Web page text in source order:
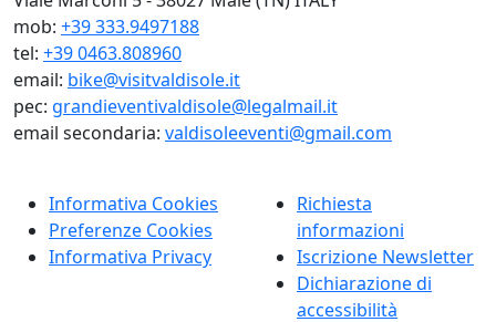
mob: +39 333.9497188
tel: +39 0463.808960
email: bike@visitvaldisole.it
pec: grandieventivaldisole@legalmail.it
email secondaria: valdisoleeventi@gmail.com
Informativa Cookies
Preferenze Cookies
Informativa Privacy
Richiesta
informazioni
Iscrizione Newsletter
Dichiarazione di
accessibilità